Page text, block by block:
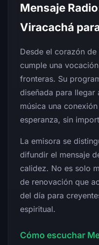
Mensaje
Viracachá
Desde el corazón de
cumple una
fronteras. Su
diseñada para llegar
música una
esperanza, sin
La emisora se
difundir el mensaje
calidez. No es solo
de renovación que
del día para
espiritual.
Cómo escuchar